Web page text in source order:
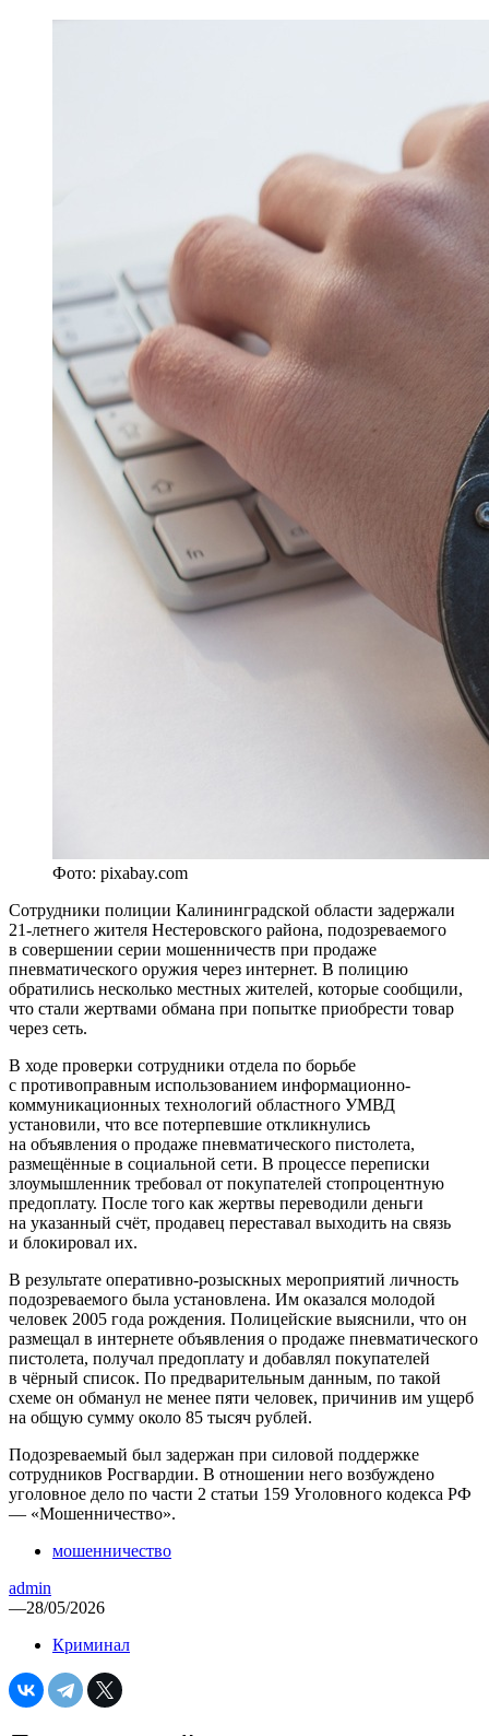
Фото: pixabay.com
Сотрудники полиции Калининградской области задержали
21-летнего жителя Нестеровского района, подозреваемого
в совершении серии мошенничеств при продаже
пневматического оружия через интернет. В полицию
обратились несколько местных жителей, которые сообщили,
что стали жертвами обмана при попытке приобрести товар
через сеть.
В ходе проверки сотрудники отдела по борьбе
с противоправным использованием информационно-
коммуникационных технологий областного УМВД
установили, что все потерпевшие откликнулись
на объявления о продаже пневматического пистолета,
размещённые в социальной сети. В процессе переписки
злоумышленник требовал от покупателей стопроцентную
предоплату. После того как жертвы переводили деньги
на указанный счёт, продавец переставал выходить на связь
и блокировал их.
В результате оперативно-розыскных мероприятий личность
подозреваемого была установлена. Им оказался молодой
человек 2005 года рождения. Полицейские выяснили, что он
размещал в интернете объявления о продаже пневматического
пистолета, получал предоплату и добавлял покупателей
в чёрный список. По предварительным данным, по такой
схеме он обманул не менее пяти человек, причинив им ущерб
на общую сумму около 85 тысяч рублей.
Подозреваемый был задержан при силовой поддержке
сотрудников Росгвардии. В отношении него возбуждено
уголовное дело по части 2 статьи 159 Уголовного кодекса РФ
— «Мошенничество».
мошенничество
admin
—28/05/2026
Криминал